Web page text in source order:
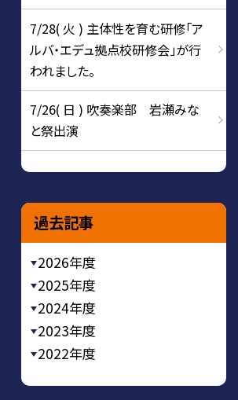
7/28( 火 ) 主体性を育む研修「ア
ルバ・エデュ拠点校研修会」が行
われました。
7/26( 日 ) 吹奏楽部 岩瀬みな
と祭出演
過去記事
2026年度
2025年度
2024年度
2023年度
2022年度